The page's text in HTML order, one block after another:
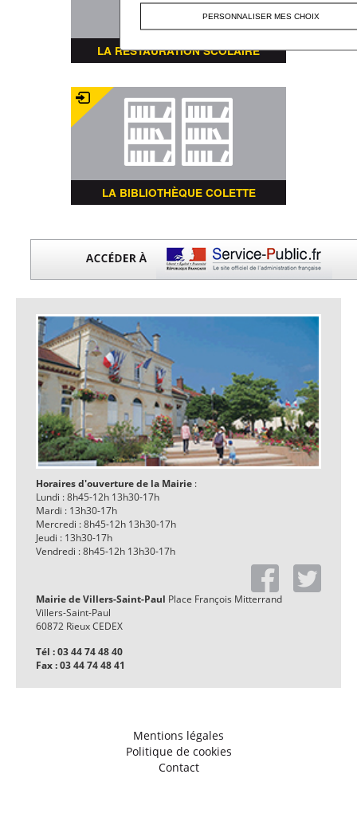
LA RESTAURATION SCOLAIRE
LA BIBLIOTHÈQUE COLETTE
Horaires d'ouverture de la Mairie :
Lundi : 8h45-12h 13h30-17h
Mardi : 13h30-17h
Mercredi : 8h45-12h 13h30-17h
Jeudi : 13h30-17h
Vendredi : 8h45-12h 13h30-17h
Mairie de Villers-Saint-Paul Place François Mitterrand
Villers-Saint-Paul
60872 Rieux CEDEX
Tél : 03 44 74 48 40
Fax : 03 44 74 48 41
Mentions légales
Politique de cookies
Contact
PERSONNALISER MES CHOIX